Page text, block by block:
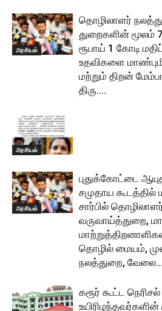
அரசியல்
தொழிலாளர்
துறைகளின் மூலம்
ரூபாய் 1 கோடி
உதவிகளை
மற்றும் திறன்
திரு....
அரசியல்
அரசியல்
புதுக்கோட்டை
சமுதாய கூடத்தில்
சார்பில்
வருவாய்த்துறை,
தொழில் மையம்,
நலத்துறை, வேலை...
கரூர் கூட்ட
உயிரிழந்தவர்களின்